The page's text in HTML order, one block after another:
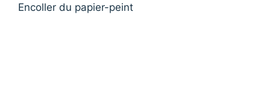
Encoller du papier-peint